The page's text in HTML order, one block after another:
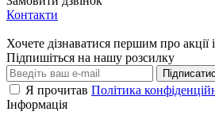
Контакти
Хочете дізнаватися першим про акції
Підпишіться на нашу розсилку
Я прочитав Політика
Інформація